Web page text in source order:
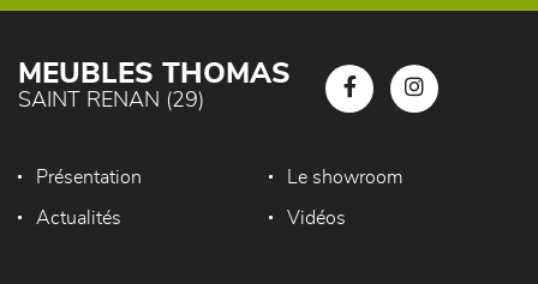
MEUBLES THOMAS
SAINT RENAN (29)
Présentation Le showroom
Actualités Vidéos